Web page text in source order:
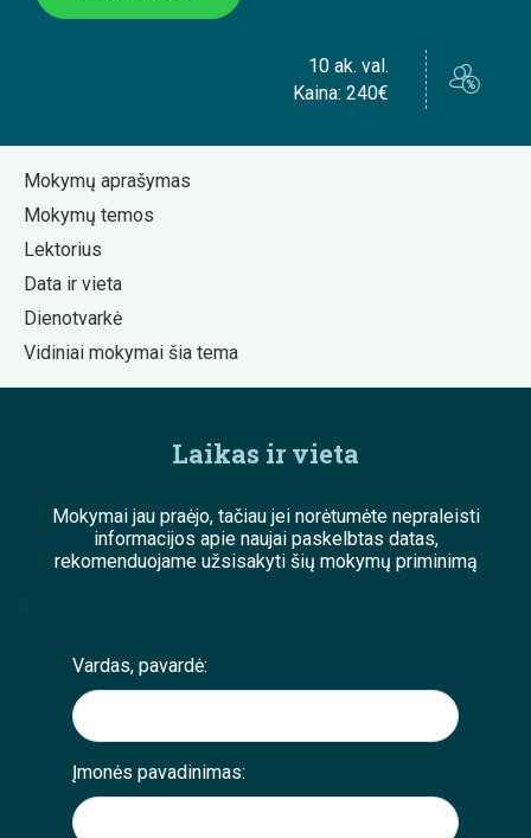
10 ak. val.
Kaina: 240€
Mokymų aprašymas
Mokymų temos
Lektorius
Data ir vieta
Dienotvarkė
Vidiniai mokymai šia tema
Laikas ir vieta
Mokymai jau praėjo, tačiau jei norėtumėte nepraleisti
informacijos apie naujai paskelbtas datas,
rekomenduojame užsisakyti šių mokymų priminimą
;
Vardas, pavardė:
Įmonės pavadinimas: